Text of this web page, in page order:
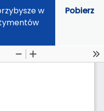
w
Pobierz